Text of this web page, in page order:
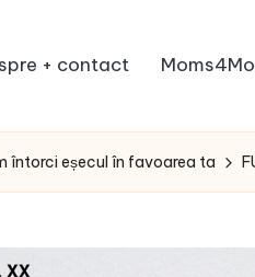
+ contact
întorci eșecul în favoarea ta